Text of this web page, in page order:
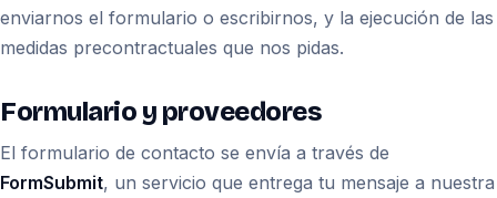
enviarnos el formulario o escribirnos, y la ejecución de las
medidas precontractuales que nos pidas.
Formulario y proveedores
El formulario de contacto se envía a través de
FormSubmit, un servicio que entrega tu mensaje a nuestra